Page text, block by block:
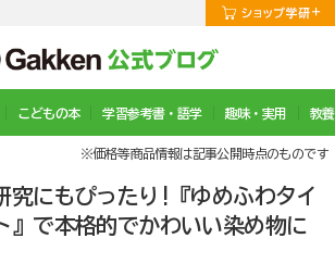
こどもの本 学習参考書・語学 趣味・実用 教
※価格等商品情報は記事公開時点のものです
究にもぴったり!『ゆめふわタイ
』で本格的でかわいい染め物に